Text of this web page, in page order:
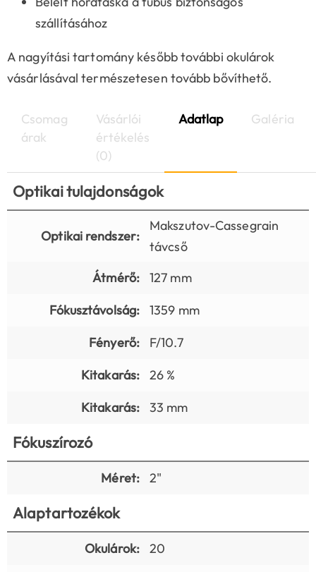
szállításához
A nagyítási tartomány később további okulárok
vásárlásával természetesen tovább bővíthető.
Csomag
árak
Vásárlói
értékelés
(0)
Adatlap Galéria
Optikai tulajdonságok
Optikai rendszer:
Makszutov-Cassegrain
távcső
Átmérő:
127 mm
Fókusztávolság:
1359 mm
Fényerő:
F/10.7
Kitakarás:
26 %
Kitakarás:
33 mm
Fókuszírozó
Méret: 2"
Alaptartozékok
Okulárok:
20